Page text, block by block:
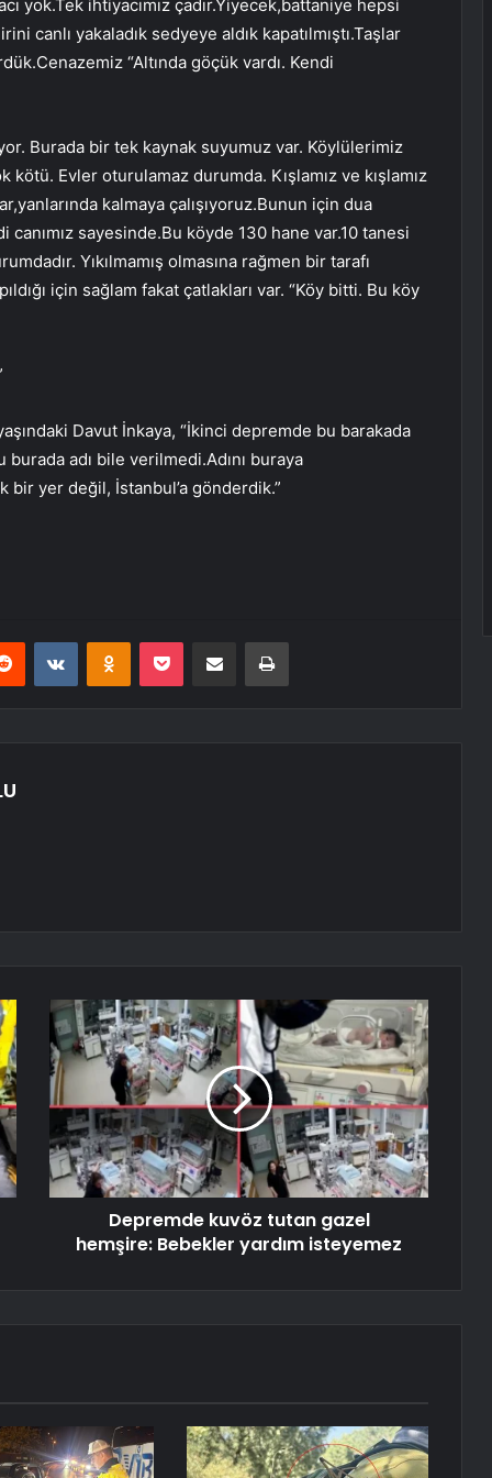
yok.Tek ihtiyacımız çadır.Yiyecek,battaniye hepsi
canlı yakaladık sedyeye aldık kapatılmıştı.Taşlar
“Altında göçük vardı. Kendi
Burada bir tek kaynak suyumuz var. Köylülerimiz
Evler oturulamaz durumda. Kışlamız ve kışlamız
kalmaya çalışıyoruz.Bunun için dua
canımız sayesinde.Bu köyde 130 hane var.10 tanesi
Yıkılmamış olmasına rağmen bir tarafı
için sağlam fakat çatlakları var. “Köy bitti. Bu köy
Davut İnkaya, “İkinci depremde bu barakada
adı bile verilmedi.Adını buraya
bir yer değil, İstanbul’a gönderdik.”
Reddit VKontakteOdnoklassniki
Pocket E-Posta ile paylaş Yazdır
Depremde kuvöz tutan gazel
hemşire: Bebekler yardım isteyemez